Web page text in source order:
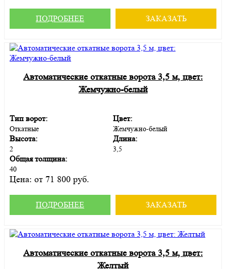
ПОДРОБНЕЕ ЗАКАЗАТЬ
Автоматические откатные ворота 3,5 м, цвет:
Жемчужно-белый
Тип ворот:
Откатные
Цвет:
Жемчужно-белый
Высота:
2
Длина:
3,5
Общая толщина:
40
Цена: от 71 800 руб.
ПОДРОБНЕЕ ЗАКАЗАТЬ
Автоматические откатные ворота 3,5 м, цвет:
Желтый